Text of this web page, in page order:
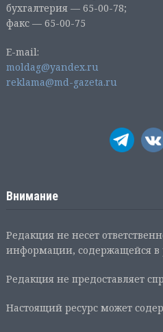
бухгалтерия — 65-00-78;
факс — 65-00-75
E-mail:
moldag@yandex.ru
reklama@md-gazeta.ru
Внимание
Редакция не несет
информации, содержащейся в
Редакция не предоставляет
Настоящий ресурс может